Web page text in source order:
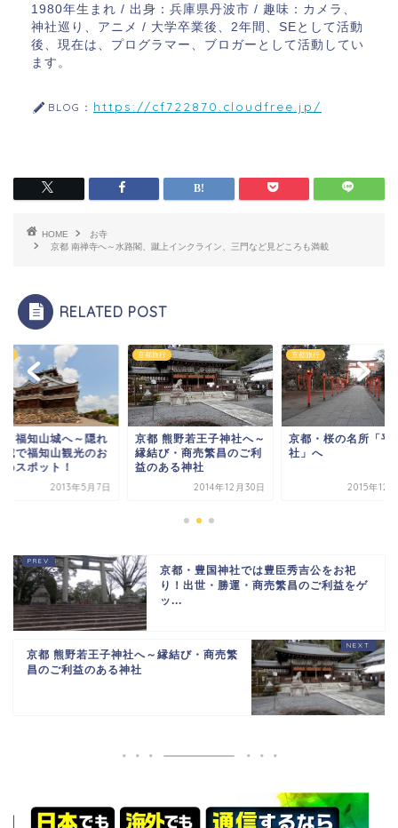
1980年生まれ / 出身：兵庫県丹波市 / 趣味：カメラ、
神社巡り、アニメ / 大学卒業後、2年間、SEとして活動
後、現在は、プログラマー、ブロガーとして活動してい
ます。
BLOG： https://cf722870.cloudfree.jp/
HOME
お寺
京都 南禅寺へ～水路閣、蹴上インクライン、三門など見どころも満載
RELATED POST
熊野若王子神社へ～
び・商売繁昌のご利
ある神社
2014年12月30日
京都旅行
京都・桜の名所「平野神
社」へ
2015年12月30日
京都旅行
京都・福知山城へ～
た名城で福知山観光
2013年5
京都・豊国神社では豊臣秀吉公をお祀
り！出世・勝運・商売繁昌のご利益をゲ
ッ...
京都 熊野若王子神社へ～縁結び・商売繁
昌のご利益のある神社